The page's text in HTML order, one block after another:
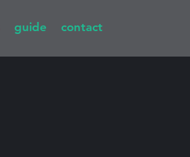
guide contact